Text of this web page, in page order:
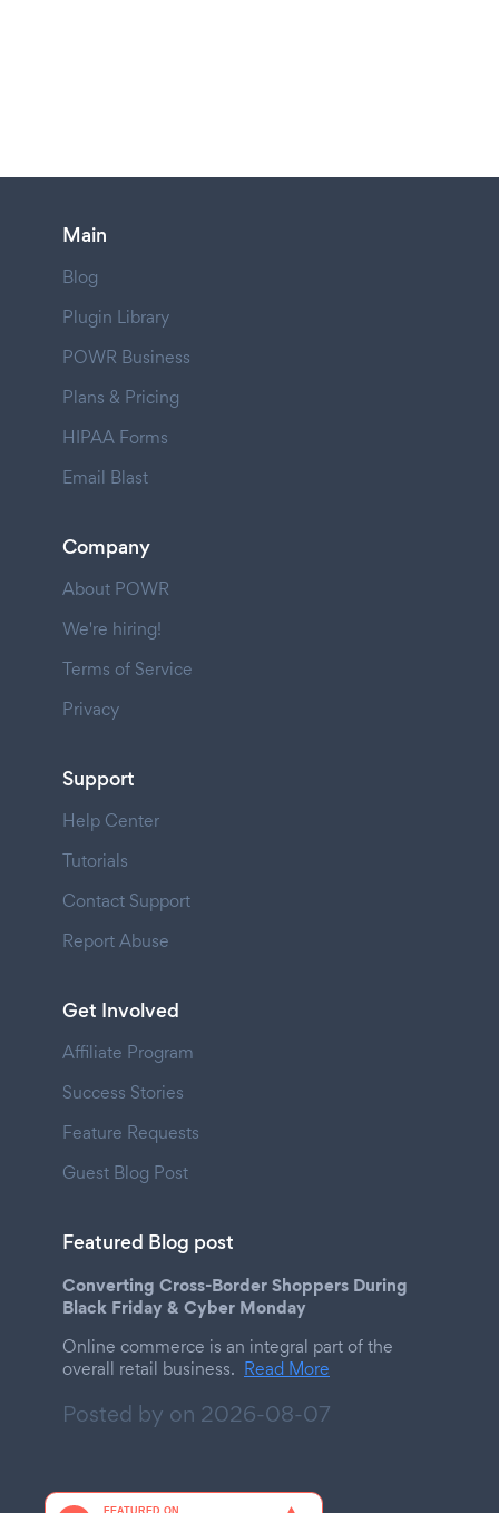
Main
Blog
Plugin Library
POWR Business
Plans & Pricing
HIPAA Forms
Email Blast
Company
About POWR
We're hiring!
Terms of Service
Privacy
Support
Help Center
Tutorials
Contact Support
Report Abuse
Get Involved
Affiliate Program
Success Stories
Feature Requests
Guest Blog Post
Featured Blog post
Converting Cross-Border Shoppers During
Black Friday & Cyber Monday
Online commerce is an integral part of the
overall retail business. Read More
Posted by on 2026-08-07